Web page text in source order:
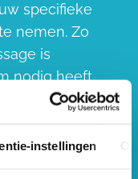
instellingen
specifieke
nemen. Zo
is
nodig heeft.